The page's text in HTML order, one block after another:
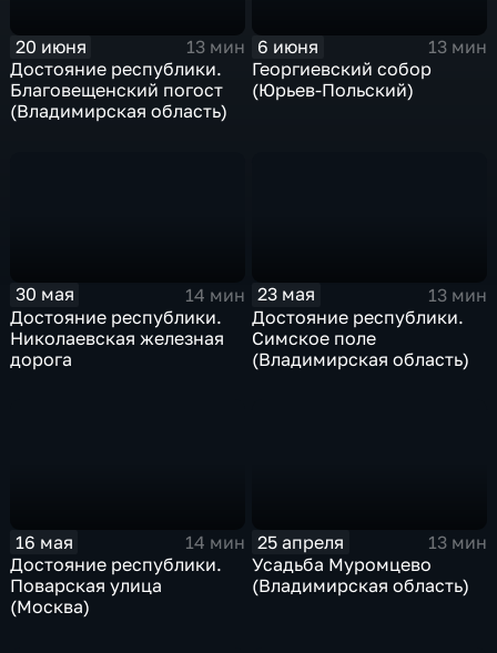
20 июня
13 мин
Достояние республики.
Благовещенский погост
(Владимирская область)
6 июня
13 мин
Георгиевский собор
(Юрьев-Польский)
30 мая
14 мин
Достояние республики.
Николаевская железная
дорога
23 мая
13 мин
Достояние республики.
Симское поле
(Владимирская область)
16 мая
14 мин
Достояние республики.
Поварская улица
(Москва)
25 апреля
13 мин
Усадьба Муромцево
(Владимирская область)